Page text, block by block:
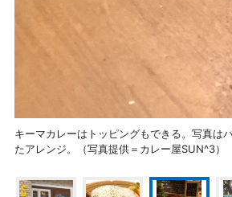
キーマカレーはトッピングもできる。写真は
たアレンジ。（写真提供＝カレー屋SUN^3）